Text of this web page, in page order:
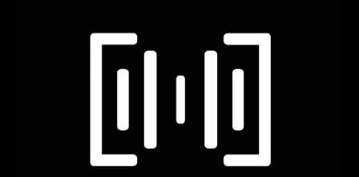
►
► Dia De Los Muertos